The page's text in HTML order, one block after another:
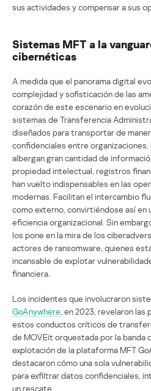
sus actividades y compensar a sus
Sistemas MFT a la
cibernéticas
A medida que el panorama digital
complejidad y sofisticación de las
corazón de este escenario en
sistemas de Transferencia
diseñados para transportar de
confidenciales entre organizaciones.
albergan gran cantidad de
propiedad intelectual, registros
han vuelto indispensables en las
modernas. Facilitan el intercambio
como externo, convirtiéndose así en
eficiencia organizacional. Sin
los pone en la mira de los
actores de ransomware, quienes
incansable de explotar
financiera.
Los incidentes que involucraron
GoAnywhere , en 2023, revelaron
estos conductos críticos de
de MOVEit orquestada por la banda
explotación de la plataforma MFT
destacaron cómo una sola
para exfiltrar datos confidenciales,
un rescate.